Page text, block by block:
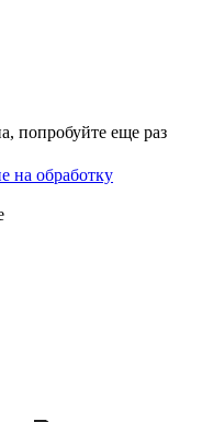
попробуйте еще раз
на обработку